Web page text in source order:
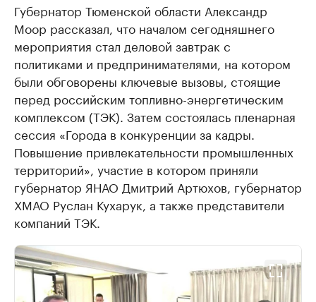
Губернатор Тюменской области Александр
Моор рассказал, что началом сегодняшнего
мероприятия стал деловой завтрак с
политиками и предпринимателями, на котором
были обговорены ключевые вызовы, стоящие
перед российским топливно-энергетическим
комплексом (ТЭК). Затем состоялась пленарная
сессия «Города в конкуренции за кадры.
Повышение привлекательности промышленных
территорий», участие в котором приняли
губернатор ЯНАО Дмитрий Артюхов, губернатор
ХМАО Руслан Кухарук, а также представители
компаний ТЭК.